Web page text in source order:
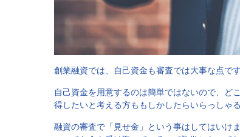
創業融資では、自己資金も審査では大事な点です
自己資金を用意するのは簡単ではないので、ど
得したいと考える方ももしかしたらいらっしゃ
融資の審査で「見せ金」という事はしてはいけ